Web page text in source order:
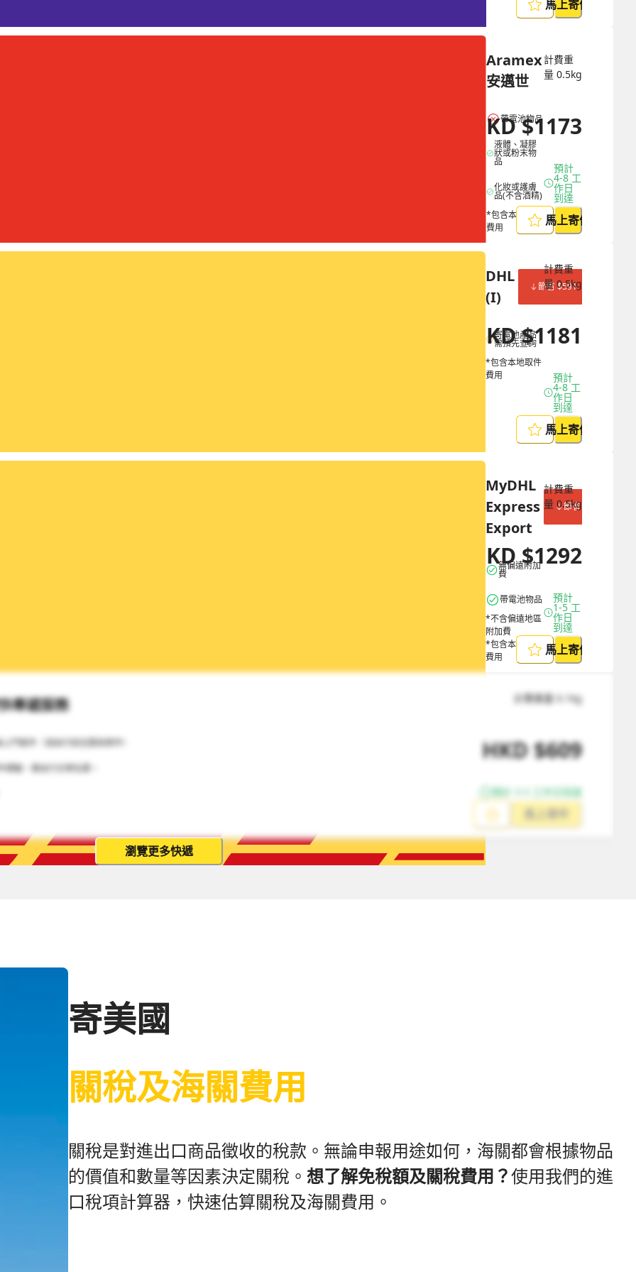
馬上寄件
Aramex
安邁世
帶電池物品
液體、凝膠
狀或粉末物
品
化妝或護膚
品(不含酒精)
*包含本地取件
費用
計費重
量 0.5kg
HKD$1173
預計
4-8 工
作日
到達
馬上寄件
DHL
(I)
節省 $591
寄電池產品
需預先查詢
*包含本地取件
費用
計費重
量 0.5kg
HKD$1181
預計
4-8 工
作日
到達
馬上寄件
MyDHL
Express
Export
節省 $
無偏遠附加
費
帶電池物品
*不含偏遠地區
附加費
*包含本地取件
費用
計費重
量 0.5kg
HKD$1292
預計
1-5 工
作日
到達
馬上寄件
專遞服務
上門取件（須自行前往郵局寄件）
籤，需自行交寄包裹。
計費重量 0.1kg
HKD$609
預計 3-5 工作日到達
瀏覽更多快遞
寄美國
關稅及海關費用
關稅是對進出口商品徵收的稅款。無論申報用途如何，海關都會根據物品
的價值和數量等因素決定關稅。 想了解免稅額及關稅費用？使用我們的進
口稅項計算器，快速估算關稅及海關費用。